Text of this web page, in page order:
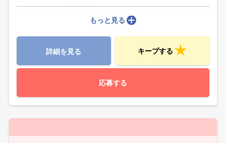
もっと見る
詳細を見る キープする
応募する